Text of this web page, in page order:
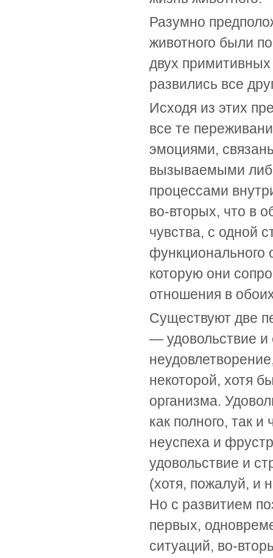
Разумно
животного были
двух
развились все
Исходя из этих
все те
эмоциями,
вызываемыми
процессами
во-вторых, что в
чувства, с одной
функционального
которую они
отношения в
Существуют две
— удовольствие и
некоторой, хотя
организма.
как полного, так
неуспеха и
удовольствие и
(хотя, пожалуй, и
Но с развитием
первых,
ситуаций, во-